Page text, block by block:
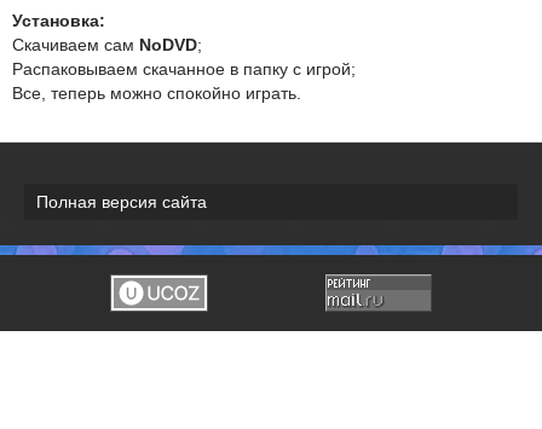
Установка:
Скачиваем сам NoDVD;
Распаковываем скачанное в папку с игрой;
Все, теперь можно спокойно играть.
Полная версия сайта